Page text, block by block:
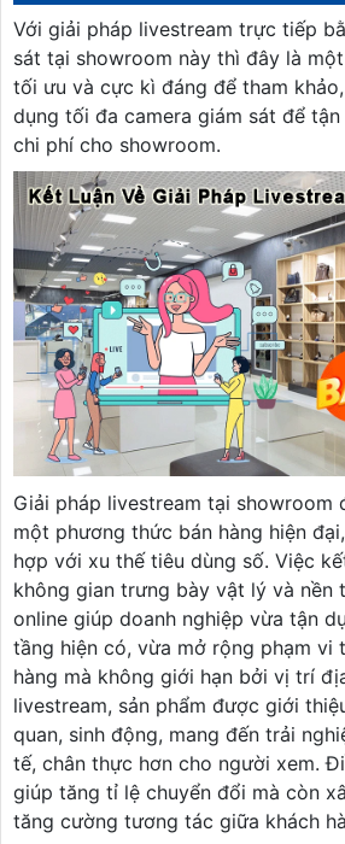
Với giải pháp livestream trực tiếp
sát tại showroom này thì đây là
tối ưu và cực kì đáng để tham
dụng tối đa camera giám sát để
chi phí cho showroom.
Giải pháp livestream tại showroom
một phương thức bán hàng hiện
hợp với xu thế tiêu dùng số. Việc
không gian trưng bày vật lý và nền
online giúp doanh nghiệp vừa tận
tầng hiện có, vừa mở rộng phạm vi
hàng mà không giới hạn bởi vị trí
livestream, sản phẩm được giới
quan, sinh động, mang đến trải
tế, chân thực hơn cho người xem.
giúp tăng tỉ lệ chuyển đổi mà còn
tăng cường tương tác giữa khách